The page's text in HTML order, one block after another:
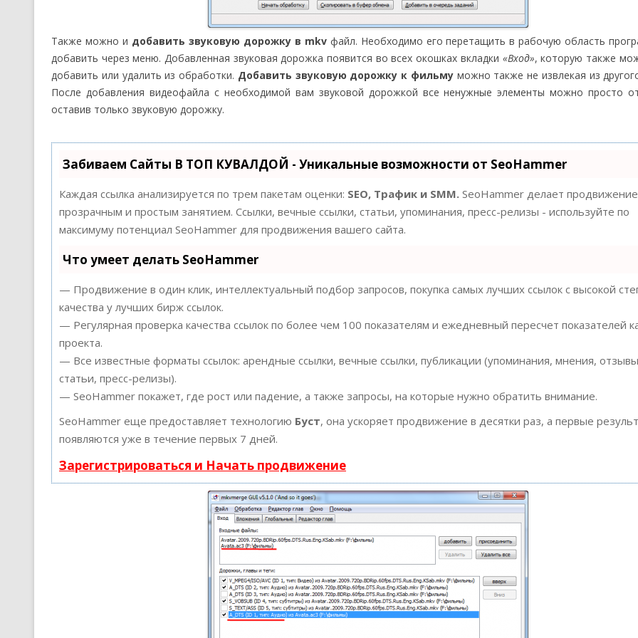
Также можно и добавить звуковую дорожку в mkvфайл. Необходимо его перетащить в рабочую область
добавить через меню. Добавленная звуковая дорожка появится во всех окошках вкладки «Вход», которую также
добавить или удалить из обработки. Добавить звуковую дорожку к фильмуможно также не извлекая из
После добавления видеофайла с необходимой вам звуковой дорожкой все ненужные элементы можно просто
оставив только звуковую дорожку.
Забиваем Сайты В ТОП КУВАЛДОЙ - Уникальные возможности от SeoHammer
Каждая ссылка анализируется по трем пакетам оценки: SEO, Трафик и SMM. SeoHammer делает продвижение
прозрачным и простым занятием. Ссылки, вечные ссылки, статьи, упоминания, пресс-релизы - используйте по
максимуму потенциал SeoHammer для продвижения вашего сайта.
Что умеет делать SeoHammer
— Продвижение в один клик, интеллектуальный подбор запросов, покупка самых лучших ссылок с высокой
качества у лучших бирж ссылок.
— Регулярная проверка качества ссылок по более чем 100 показателям и ежедневный пересчет показателей
проекта.
— Все известные форматы ссылок: арендные ссылки, вечные ссылки, публикации (упоминания, мнения,
статьи, пресс-релизы).
— SeoHammer покажет, где рост или падение, а также запросы, на которые нужно обратить внимание.
SeoHammer еще предоставляет технологию Буст, она ускоряет продвижение в десятки раз, а первые
появляются уже в течение первых 7 дней.
Зарегистрироваться и Начать продвижение